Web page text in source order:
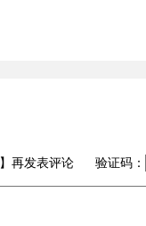
】再发表评论 验证码：